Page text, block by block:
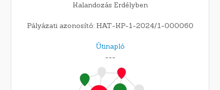
Kalandozás Erdélyben
Pályázati azonosító: HAT-KP-1-2024/1-000060
Útinapló
---